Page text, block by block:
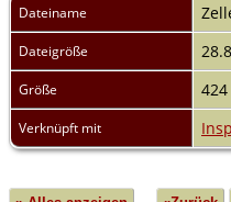
Dateiname
Dateigröße
Größe
Verknüpft mit